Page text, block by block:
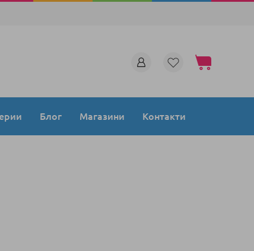
Моята количка
Блог Магазини Контакти